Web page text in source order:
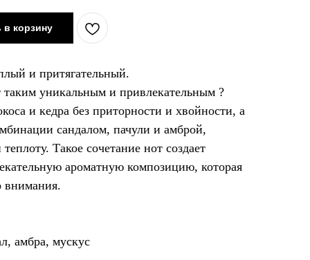
в корзину
и притягательный.
таким уникальным и привлекательным ?
и кедра без приторности и хвойности, а
сандалом, пачули и амброй,
Такое сочетание нот создает
ароматную композицию, которая
внимания.
амбра, мускус